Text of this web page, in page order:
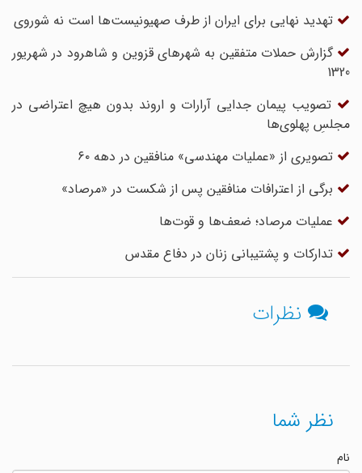
تهدید نهایی برای ایران از طرف صهیونیست‌ها است نه شوروی
گزارش حملات متفقین به شهرهای قزوین و شاهرود در شهریور
1320
تصویب پیمان جدایی آرارات و اروند بدون هیچ اعتراضی در
مجلسِ پهلوی‌ها
تصویری از «عملیات مهندسی» منافقین در دهه ۶۰
برگی از اعترافات منافقین پس از شکست در «مرصاد»
عملیات مرصاد؛ ضعف‌ها و قوت‌ها
تدارکات و پشتیبانی زنان در دفاع مقدس
نظرات
نظر شما